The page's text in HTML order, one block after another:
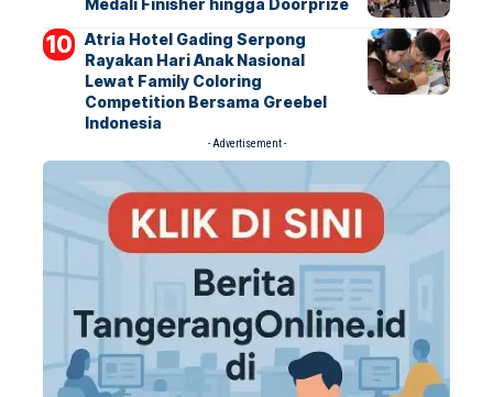
Medali Finisher hingga Doorprize
Atria Hotel Gading Serpong
Rayakan Hari Anak Nasional
Lewat Family Coloring
Competition Bersama Greebel
Indonesia
- Advertisement -